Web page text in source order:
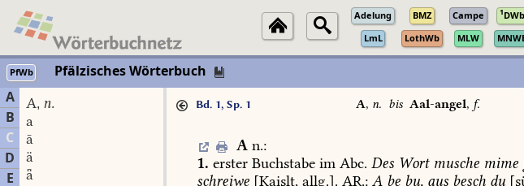
Adelung BMZ Campe 1DWb
LmL
LothWb MLW
PfWb Pfälzisches Wörterbuch
A
B
C
D
E
A, n.
a
ā
ä
ǟ
Bd. 1, Sp. 1 A, n. bis Aal-angel, f.
A n.:
1. erster Buchstabe im Abc. Des Wortmusche mime
schreiwe [Kaislt, allg.]. AR.: A be bu, aus besch du